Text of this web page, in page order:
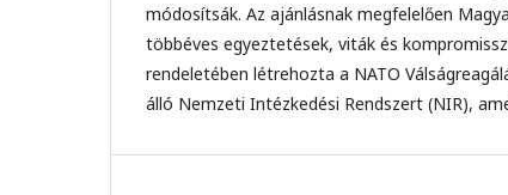
módosítsák. Az ajánlásnak megfelelően
többéves egyeztetések, viták és
rendeletében létrehozta a NATO
álló Nemzeti Intézkedési Rendszert (NIR),